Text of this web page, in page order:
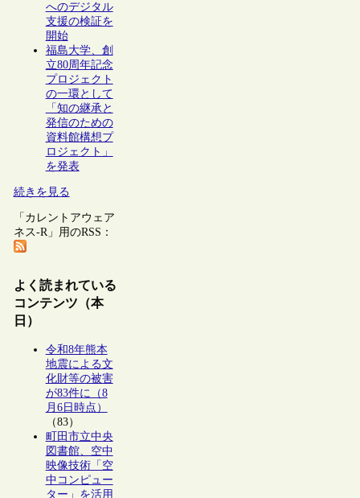
へのデジタル
支援の検証を
開始
福島大学、創
立80周年記念
プロジェクト
の一環として
「知の継承と
発信のための
資料館構想プ
ロジェクト」
を発表
続きを見る
「カレントアウェア
ネス-R」用のRSS：
よく読まれている
コンテンツ（本
日）
令和8年熊本
地震による文
化財等の被害
が83件に（8
月6日時点）
（83）
町田市立中央
図書館、空中
映像技術「空
中コンピュー
ター」を活用